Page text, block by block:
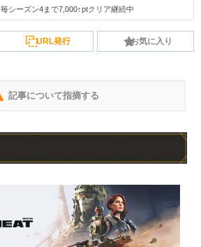
毎シーズン4まで7,000↑ptクリア継続中
URL発行 お気に入り
記事について指摘する